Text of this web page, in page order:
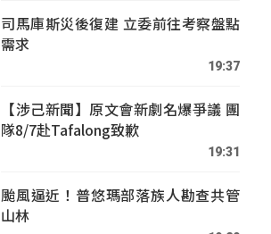
司馬庫斯災後復建 立委前往考察盤點
需求
19:37
【涉己新聞】原文會新劇名爆爭議 團
隊8/7赴Tafalong致歉
19:31
颱風逼近！普悠瑪部落族人勘查共管
山林